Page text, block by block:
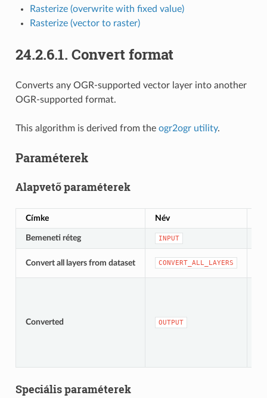
Rasterize (overwrite with fixed value)
Rasterize (vector to raster)
24.2.6.1. Convert format
Converts any OGR-supported vector layer into another
OGR-supported format.
This algorithm is derived from the ogr2ogr utility.
Paraméterek
Alapvető paraméterek
Címke Név
Bemeneti réteg INPUT
Convert all layers from dataset CONVERT_ALL_LAYERS
Converted OUTPUT
Speciális paraméterek